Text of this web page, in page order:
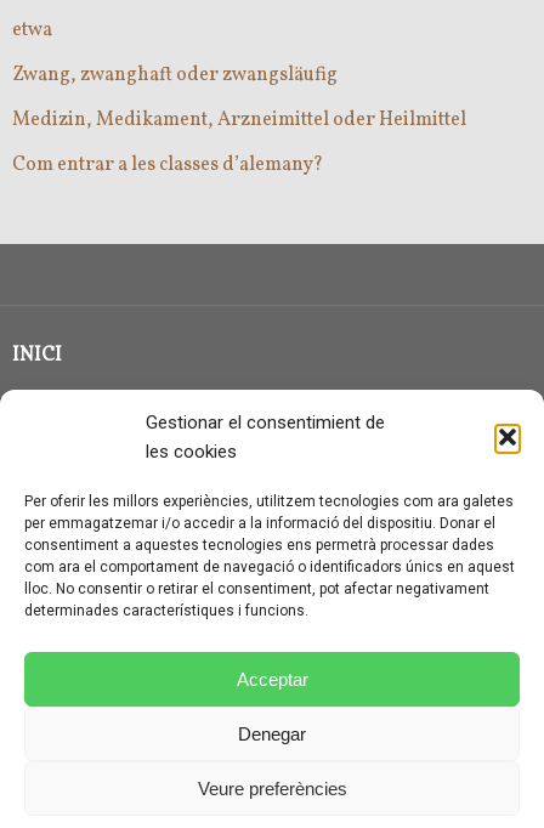
Gestionar el consentimient de
les cookies
Per oferir les millors experiències, utilitzem tecnologies com ara galetes
per emmagatzemar i/o accedir a la informació del dispositiu. Donar el
consentiment a aquestes tecnologies ens permetrà processar dades
com ara el comportament de navegació o identificadors únics en aquest
lloc. No consentir o retirar el consentiment, pot afectar negativament
determinades característiques i funcions.
Acceptar
Denegar
Veure preferències
etwa
Zwang, zwanghaft oder zwangsläufig
Medizin, Medikament, Arzneimittel oder Heilmittel
Com entrar a les classes d’alemany?
INICI
CLASSE EN GRUP
QUI SOC?
CONTACTE
AVÍS LEGAL I PROTECCIÓ DE DADES
POLÍTICA DE COOKIES (UE)
CONDICIONS PARTICULARS D’ÚS I CONTRACTACIÓ
POLÍTICA DE PRIVACITAT
ILLUSTRIOUS